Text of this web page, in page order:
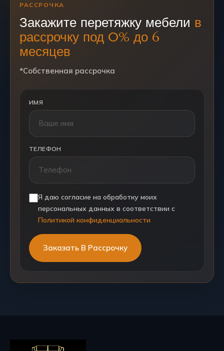
РАССРОЧКА
Закажите перетяжку мебели в
рассрочку под 0% до 6
месяцев
*Собственная рассрочка
ИМЯ
ТЕЛЕФОН
Я даю согласие на обработку моих
персональных данных в соответствии с
Политикой конфиденциальности